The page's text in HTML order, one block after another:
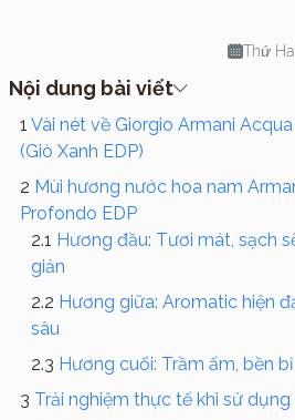
Thứ
Nội dung bài viết
Vài nét về Giorgio Armani
(Giò Xanh EDP)
Mùi hương nước hoa nam
Profondo EDP
Hương đầu: Tươi mát, sạch
giản
Hương giữa: Aromatic hiện
sâu
Hương cuối: Trầm ấm, bền
Trải nghiệm thực tế khi sử dụng